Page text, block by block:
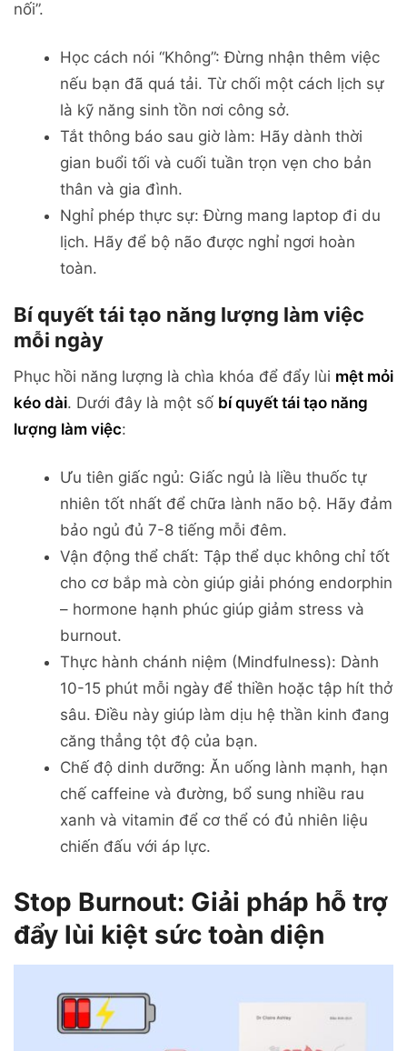
nối”.
Học cách nói “Không”: Đừng nhận thêm việc
nếu bạn đã quá tải. Từ chối một cách lịch sự
là kỹ năng sinh tồn nơi công sở.
Tắt thông báo sau giờ làm: Hãy dành thời
gian buổi tối và cuối tuần trọn vẹn cho bản
thân và gia đình.
Nghỉ phép thực sự: Đừng mang laptop đi du
lịch. Hãy để bộ não được nghỉ ngơi hoàn
toàn.
Bí quyết tái tạo năng lượng làm việc
mỗi ngày
Phục hồi năng lượng là chìa khóa để đẩy lùi mệt mỏi
kéo dài. Dưới đây là một số bí quyết tái tạo năng
lượng làm việc:
Ưu tiên giấc ngủ: Giấc ngủ là liều thuốc tự
nhiên tốt nhất để chữa lành não bộ. Hãy đảm
bảo ngủ đủ 7-8 tiếng mỗi đêm.
Vận động thể chất: Tập thể dục không chỉ tốt
cho cơ bắp mà còn giúp giải phóng endorphin
– hormone hạnh phúc giúp giảm stress và
burnout.
Thực hành chánh niệm (Mindfulness): Dành
10-15 phút mỗi ngày để thiền hoặc tập hít thở
sâu. Điều này giúp làm dịu hệ thần kinh đang
căng thẳng tột độ của bạn.
Chế độ dinh dưỡng: Ăn uống lành mạnh, hạn
chế caffeine và đường, bổ sung nhiều rau
xanh và vitamin để cơ thể có đủ nhiên liệu
chiến đấu với áp lực.
Stop Burnout: Giải pháp hỗ trợ
đẩy lùi kiệt sức toàn diện